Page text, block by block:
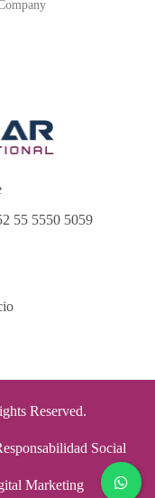
55 5550 5059
Reserved.
Social
Marketing